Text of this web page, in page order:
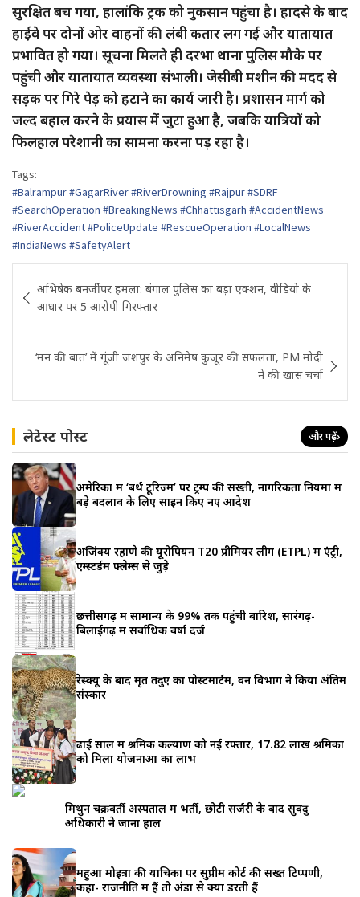
सुरक्षित बच गया, हालांकि ट्रक को नुकसान पहुंचा है। हादसे के बाद
हाईवे पर दोनों ओर वाहनों की लंबी कतार लग गई और यातायात
प्रभावित हो गया। सूचना मिलते ही दरभा थाना पुलिस मौके पर
पहुंची और यातायात व्यवस्था संभाली। जेसीबी मशीन की मदद से
सड़क पर गिरे पेड़ को हटाने का कार्य जारी है। प्रशासन मार्ग को
जल्द बहाल करने के प्रयास में जुटा हुआ है, जबकि यात्रियों को
फिलहाल परेशानी का सामना करना पड़ रहा है।
Tags:
#Balrampur #GagarRiver #RiverDrowning #Rajpur #SDRF
#SearchOperation #BreakingNews #Chhattisgarh #AccidentNews
#RiverAccident #PoliceUpdate #RescueOperation #LocalNews
#IndiaNews #SafetyAlert
navigation
अभिषेक बनर्जी पर हमला: बंगाल पुलिस का बड़ा एक्शन, वीडियो के
आधार पर 5 आरोपी गिरफ्तार
‘मन की बात’ में गूंजी जशपुर के अनिमेष कुजूर की सफलता, PM मोदी
ने की खास चर्चा
लेटेस्ट पोस्ट और पढ़ें›
अमेरिका में ‘बर्थ टूरिज्म’ पर ट्रम्प की सख्ती, नागरिकता नियमों में
बड़े बदलाव के लिए साइन किए नए आदेश
अजिंक्य रहाणे की यूरोपियन T20 प्रीमियर लीग (ETPL) में एंट्री,
एम्स्टर्डम फ्लेम्स से जुड़े
छत्तीसगढ़ में सामान्य के 99% तक पहुंची बारिश, सारंगढ़-
बिलाईगढ़ में सर्वाधिक वर्षा दर्ज
रेस्क्यू के बाद मृत तेंदुए का पोस्टमार्टम, वन विभाग ने किया अंतिम
संस्कार
ढाई साल में श्रमिक कल्याण को नई रफ्तार, 17.82 लाख श्रमिकों
को मिला योजनाओं का लाभ
मिथुन चक्रवर्ती अस्पताल में भर्ती, छोटी सर्जरी के बाद सुवेंदु
अधिकारी ने जाना हाल
महुआ मोइत्रा की याचिका पर सुप्रीम कोर्ट की सख्त टिप्पणी,
कहा- राजनीति में हैं तो अंडों से क्यों डरती हैं